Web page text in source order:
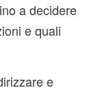
a decidere
e quali
e